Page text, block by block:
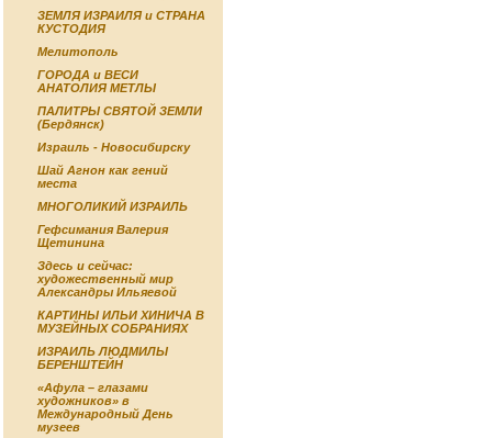
ЗЕМЛЯ ИЗРАИЛЯ и СТРАНА
КУСТОДИЯ
Мелитополь
ГОРОДА и ВЕСИ
АНАТОЛИЯ МЕТЛЫ
ПАЛИТРЫ СВЯТОЙ ЗЕМЛИ
(Бердянск)
Израиль - Новосибирску
Шай Агнон как гений
места
МНОГОЛИКИЙ ИЗРАИЛЬ
Гефсимания Валерия
Щетинина
Здесь и сейчас:
художественный мир
Александры Ильяевой
КАРТИНЫ ИЛЬИ ХИНИЧА В
МУЗЕЙНЫХ СОБРАНИЯХ
ИЗРАИЛЬ ЛЮДМИЛЫ
БЕРЕНШТЕЙН
«Афула – глазами
художников» в
Международный День
музеев